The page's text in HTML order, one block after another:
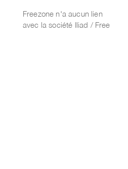
Freezone n'a aucun lien
avec la société Iliad / Free